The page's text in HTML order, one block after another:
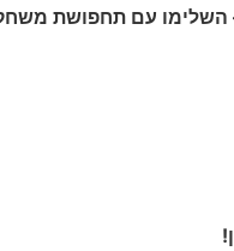
עם תחפושת משחק